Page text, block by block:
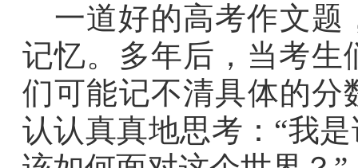
一道好的高考作文题
记忆。多年后，当考生
们可能记不清具体的分
认认真真地思考：“我